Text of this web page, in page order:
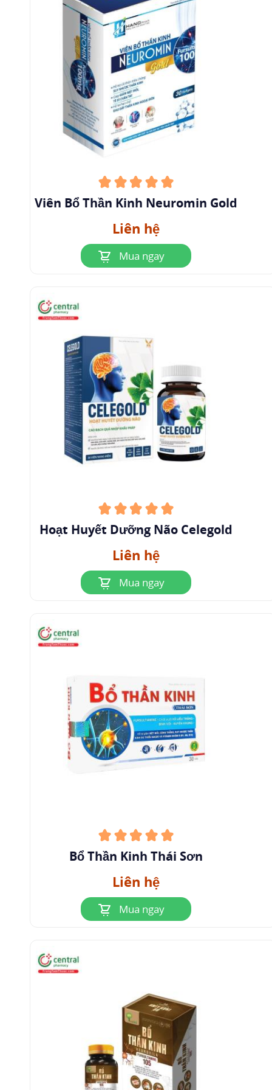
coenzym trong gan và được dự trữ tại nhiều mô
1.2.4 Thải trừ
Fursultiamine: Chưa có báo cáo về đặc điểm
thải trừ của hoạt chất này;
Pyridoxine HCL: Thời gian bán hủy từ 15 - 20
ngày. Trong gan, pyridoxine bị oxy hóa thành 4-
pyridoxic acid và được thải trừ qua nước tiểu.
Pyridoxine cũng qua được nhau thai và sữa mẹ.
Nếu dùng vượt quá nhu cầu hàng ngày thuốc
thải trừ ở dạng chưa chuyển hóa qua nước tiểu;
Cyanocobalamin dự trữ tại gan, bài tiết qua mật
còn phần đã hấp thu bài tiết qua nước tiểu hầu
hết trong 8 giờ đầu.
Fursultiamine được chỉ định dùng trong điều trị
các bệnh dothiếu vitamin B1
Viêm đau dây thần kinh.
Viêm đa dây thần kinh.
Bệnh thiếu máu.
==>> Mời quý bạn đọc xem thêm bài viết:
Vitamin Tổng Hợp Cho Nam Được Bác Sĩ
Khuyên Dùng
Fursultiamine chống chỉ định trong các trường
Bệnh nhân mẫn cảm với các thành phần của
Các trường hợp có khối u ác tính.
Fursultiamine chỉ định sử dụng cho người
uống mỗi ngày hoặc theo chỉ định của bác sĩ.
Tác dụng không mong muốn
Tác dụng phụ của thuốc Fursultiamine tương đối
hiếm gặp, một số người bệnh than phiền hay bị
buồn nôn, nôn ói khi uống thuốc.
nặng, tiến triển từ dáng đi không vững, tê cóng
bàn chân đến bàn tay tê cóng và vụng về. Tuy
nhiên, tình trạng này có thể hồi phục khi ngừng
thuốc, mặc dù vẫn còn để lại ít nhiều di chứng.
có thể gây một số tác dụng phụ như
ngứa, đỏ da.
Người bệnh cần nhanh chóng thông báo cho
bác sĩ về những tác dụng không mong muốn
gặp phải khi sử dụng thuốc Fursultiamine.
Lưu ý và thận trọng
6.1 Thận trọng khi sử dụng Fursultiamine
Trẻ em chỉ được dùng Fursultiamine theo chỉ
Viên Bổ Thần Kinh Neuromin Gold
Liên hệ
Mua ngay
Hoạt Huyết Dưỡng Não Celegold
Liên hệ
Mua ngay
Bổ Thần Kinh Thái Sơn
Liên hệ
Mua ngay